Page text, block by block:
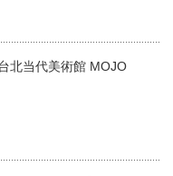
北当代美術館 MOJO